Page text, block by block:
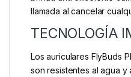
llamada al cancelar
TECNOLOGÍA
Los auriculares FlyBuds
son resistentes al agua